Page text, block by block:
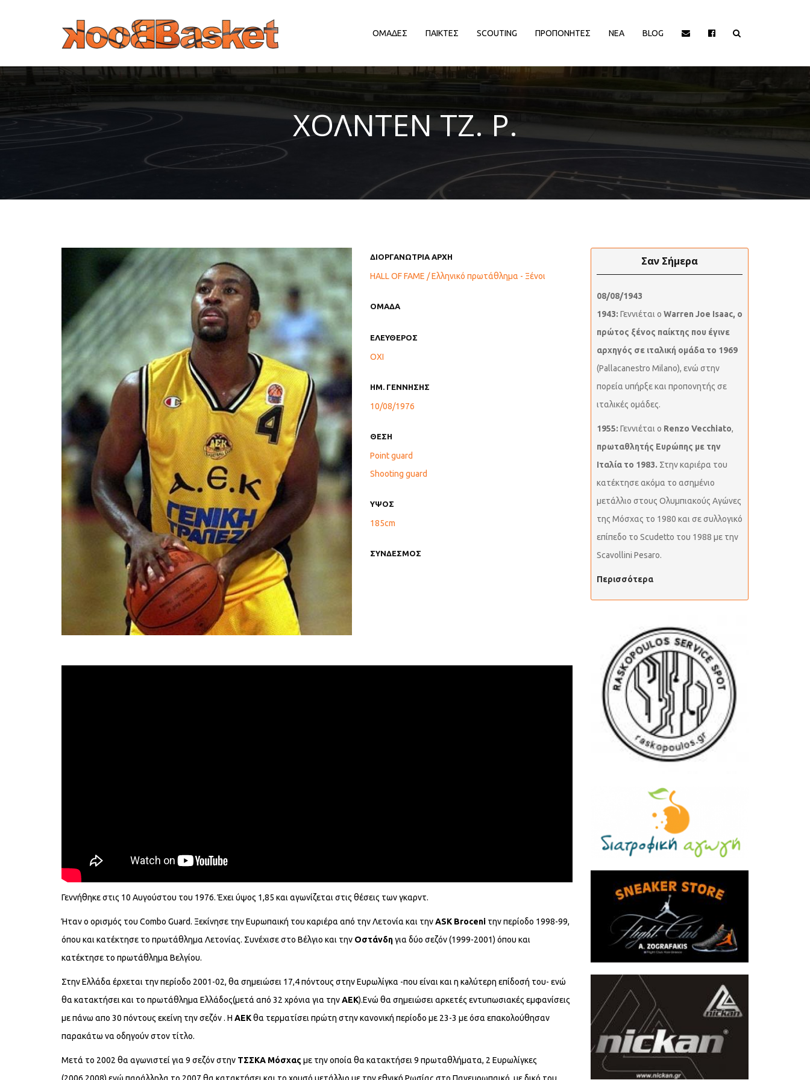
ΟΜΑΔΕΣ
EΥΡΩΠΑΙΚΕΣ ΔΙΟΡΓΑΝΩΣΕΙΣ
ΕΛΛΗΝΙΚΑ ΠΡΩΤΑΘΛΗΜΑΤΑ
ΠΑΙΚΤΕΣ
EΥΡΩΠΑΙΚΕΣ ΔΙΟΡΓΑΝΩΣΕΙΣ
ΑΠΟΨΕΙΣ
ΕΛΛΗΝΙΚΑ ΠΡΩΤΑΘΛΗΜΑΤΑ
ΕΡΑΣΙΤΕΧΝΙΚΑ
SCOUTING ΠΡΟΠΟΝΗΤΕΣ
ΔΙΟΡΓΑΝΩΤΡΙΕΣ ΑΡΧΕΣ
ΑΠΟΨΕΙΣ
ΕΛΛΗΝΙΚΑ ΠΡΩΤΑΘΛΗΜΑΤΑ
ΝΕΑ
ΔΙΟΡΓΑΝΩΤΡΙΕΣ ΑΡΧΕΣ
HALL OF FAME
ΕΡΑΣΙΤΕΧΝΙΚΑ
BLOG
ΧΟΛΝΤΕΝ ΤΖ. Ρ.
ΔΙΟΡΓΑΝΩΤΡΙΑ ΑΡΧΗ
HALL OF FAME / Ελληνικό πρωτάθλημα - Ξένοι
ΟΜΑΔΑ
ΕΛΕΥΘΕΡΟΣ
ΟΧΙ
ΗΜ. ΓΕΝΝΗΣΗΣ
10/08/1976
ΘΕΣΗ
Point guard
Shooting guard
ΥΨΟΣ
185cm
ΣΥΝΔΕΣΜΟΣ
Γεννήθηκε στις 10 Αυγούστου του 1976. Έχει ύψος 1,85 και αγωνίζεται στις θέσεις των γκαρντ.
Ήταν ο ορισμός του Combo Guard. Ξεκίνησε την Ευρωπαική του καριέρα από την Λετονία και τηνASK Broceni την περίοδο 1998-99,
όπου και κατέκτησε το πρωτάθλημα Λετονίας. Συνέχισε στο Βέλγιο και την Οστάνδηγια δύο σεζόν (1999-2001) όπου και
κατέκτησε το πρωτάθλημα Βελγίου.
Στην Ελλάδα έρχεται την περίοδο 2001-02, θα σημειώσει 17,4 πόντους στην Ευρωλίγκα -που είναι και η κaλύτερη επίδοσή του- ενώ
θα κατακτήσει και το πρωτάθλημα Ελλάδος(μετά από 32 χρόνια για τηνΑΕΚ).Ενώ θα σημειώσει αρκετές εντυπωσιακές εμφανίσεις
με πάνω απο 30 πόντους εκείνη την σεζόν . Η ΑΕΚθα τερματίσει πρώτη στην κανονική περίοδο με 23-3 με όσα επακολούθησαν
παρακάτω να οδηγούν στον τίτλο.
Μετά το 2002 θα αγωνιστεί για 9 σεζόν στην ΤΣΣΚΑ Μόσχας με την οποία θα κατακτήσει 9 πρωταθλήματα, 2 Ευρωλίγκες
(2006,2008) ενώ παράλληλα το 2007 θα κατακτήσει και το χρυσό μετάλλιο με την εθνική Ρωσίας στο Πανευρωπαικό, με δικό του
Σαν Σήμερα
08/08/1943
1943: Γεννιέται ο Warren Joe Isaac, ο
πρώτος ξένος παίκτης που έγινε
αρχηγός σε ιταλική ομάδα το 1969
(Pallacanestro Milano), ενώ στην
πορεία υπήρξε και προπονητής σε
ιταλικές ομάδες.
1955: Γεννιέται ο Renzo Vecchiato,
πρωταθλητής Ευρώπης με την
Ιταλία το 1983. Στην καριέρα του
κατέκτησε ακόμα το ασημένιο
μετάλλιο στους Ολυμπιακούς Αγώνες
της Μόσχας το 1980 και σε συλλογικό
επίπεδο το Scudetto του 1988 με την
Scavollini Pesaro.
Περισσότερα